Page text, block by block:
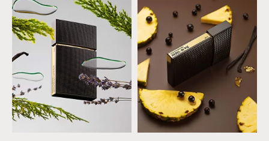
Безкоштовна доставка до відділення
Нової Пошти для замовлень від 950 грн!
2024 Private Entity - Entrepreneur Cherednychenko
Kyrylo Oleksandrovich